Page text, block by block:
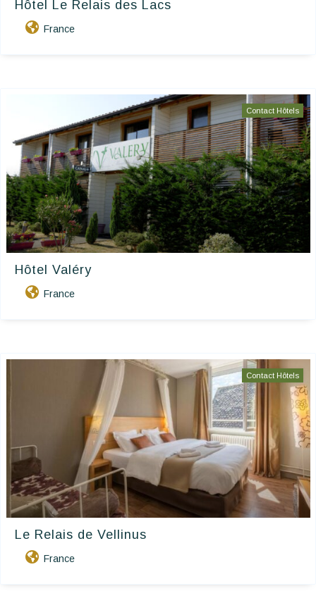
Hôtel Le Relais des Lacs
France
Contact Hôtels
Hôtel Valéry
France
Contact Hôtels
Le Relais de Vellinus
France